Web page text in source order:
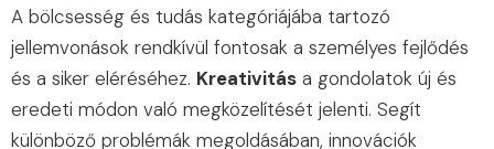
A bölcsesség és tudás kategóriájába tartozó
jellemvonások rendkívül fontosak a személyes fejlődés
és a siker eléréséhez. Kreativitás a gondolatok új és
eredeti módon való megközelítését jelenti. Segít
különböző problémák megoldásában, innovációk